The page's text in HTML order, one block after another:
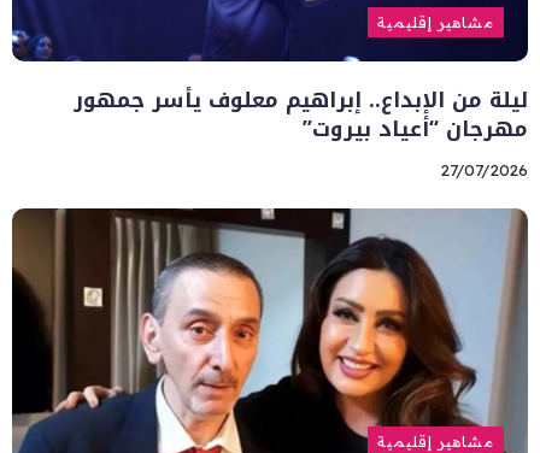
مشاهير إقليمية
ليلة من الإبداع.. إبراهيم معلوف يأسر جمهور
مهرجان “أعياد بيروت”
27/07/2026
مشاهير إقليمية